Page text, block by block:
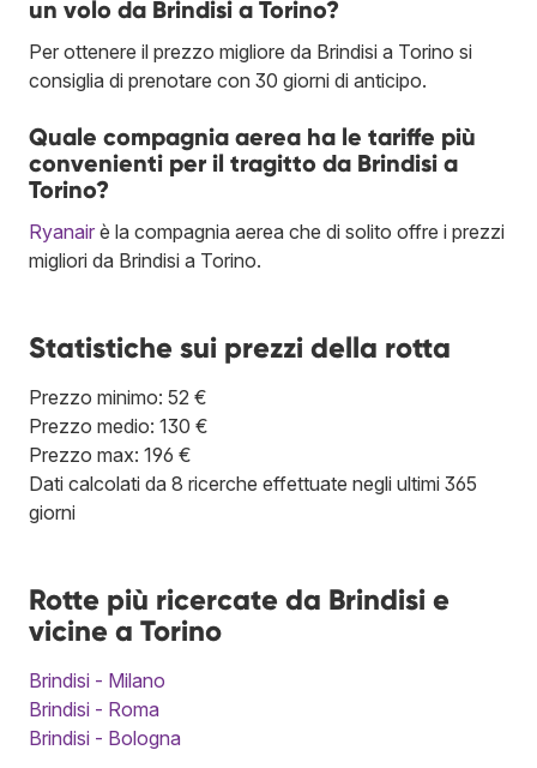
un volo da Brindisi a Torino?
Per ottenere il prezzo migliore da Brindisi a Torino si
consiglia di prenotare con 30 giorni di anticipo.
Quale compagnia aerea ha le tariffe più
convenienti per il tragitto da Brindisi a
Torino?
Ryanair è la compagnia aerea che di solito offre i prezzi
migliori da Brindisi a Torino.
Statistiche sui prezzi della rotta
Prezzo minimo: 52 €
Prezzo medio: 130 €
Prezzo max: 196 €
Dati calcolati da 8 ricerche effettuate negli ultimi 365
giorni
Rotte più ricercate da Brindisi e
vicine a Torino
Brindisi - Milano
Brindisi - Roma
Brindisi - Bologna